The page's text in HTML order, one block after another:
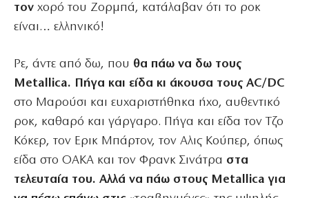
τον χορό του Ζορμπά, κατάλαβαν ότι το ροκ
είναι… ελληνικό!
Ρε, άντε από δω, που θα πάω να δω τους
Metallica. Πήγα και είδα κι άκουσα τους AC/DC
στο Μαρούσι και ευχαριστήθηκα ήχο, αυθεντικό
ροκ, καθαρό και γάργαρο. Πήγα και είδα τον Τζο
Κόκερ, τον Ερικ Μπάρτον, τον Αλις Κούπερ, όπως
είδα στο ΟΑΚΑ και τον Φρανκ Σινάτρα στα
τελευταία του. Αλλά να πάω στους Metallica για